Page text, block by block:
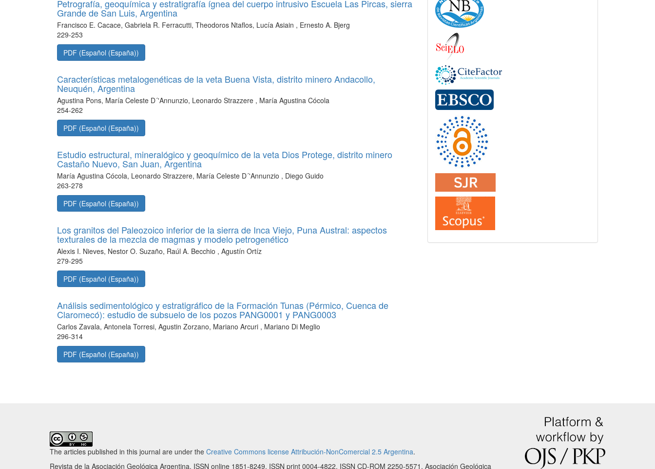
Petrografía, geoquímica y estratigrafía ígnea del cuerpo intrusivo Escuela Las Pircas, sierra
Grande de San Luis, Argentina
Francisco E. Cacace, Gabriela R. Ferracutti, Theodoros Ntaflos, Lucía Asiain , Ernesto A. Bjerg
229-253
PDF (Español (España))
Características metalogenéticas de la veta Buena Vista, distrito minero Andacollo,
Neuquén, Argentina
Agustina Pons, María Celeste D´'Annunzio, Leonardo Strazzere , María Agustina Cócola
254-262
PDF (Español (España))
Estudio estructural, mineralógico y geoquímico de la veta Dios Protege, distrito minero
Castaño Nuevo, San Juan, Argentina
María Agustina Cócola, Leonardo Strazzere, María Celeste D´'Annunzio , Diego Guido
263-278
PDF (Español (España))
Los granitos del Paleozoico inferior de la sierra de Inca Viejo, Puna Austral: aspectos
texturales de la mezcla de magmas y modelo petrogenético
Alexis I. Nieves, Nestor O. Suzaño, Raúl A. Becchio , Agustín Ortíz
279-295
PDF (Español (España))
Análisis sedimentológico y estratigráfico de la Formación Tunas (Pérmico, Cuenca de
Claromecó): estudio de subsuelo de los pozos PANG0001 y PANG0003
Carlos Zavala, Antonela Torresi, Agustin Zorzano, Mariano Arcuri , Mariano Di Meglio
296-314
PDF (Español (España))
The articles published in this journal are under the Creative Commons license Attribución-NonComercial 2.5 Argentina.
Revista de la Asociación Geológica Argentina. ISSN online 1851-8249. ISSN print 0004-4822. ISSN CD-ROM 2250-5571. Asociación Geológica